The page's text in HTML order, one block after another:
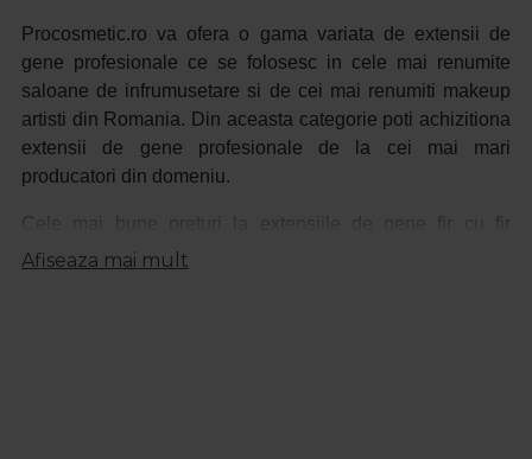
Procosmetic.ro va ofera o gama variata de extensii de
gene profesionale ce se folosesc in cele mai renumite
saloane de infrumusetare si de cei mai renumiti makeup
artisti din Romania. Din aceasta categorie poti achizitiona
extensii de gene profesionale de la cei mai mari
producatori din domeniu.
Cele mai bune preturi la extensiile de gene fir cu fir
profesionale le gasesti doar la www.ProCosmetic.ro
Afiseaza mai mult